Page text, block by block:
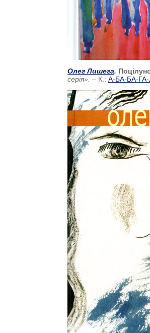
Олег Лишега.
серія». – К.: А-БА-БА-